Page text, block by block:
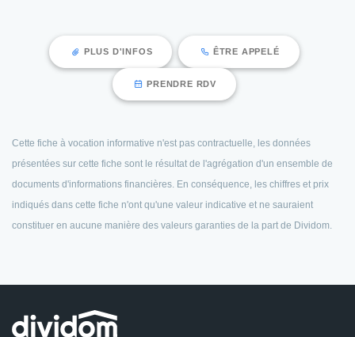
PLUS D'INFOS ÊTRE APPELÉ
PRENDRE RDV
Cette fiche à vocation informative n'est pas contractuelle, les données
présentées sur cette fiche sont le résultat de l'agrégation d'un ensemble de
documents d'informations financières. En conséquence, les chiffres et prix
indiqués dans cette fiche n'ont qu'une valeur indicative et ne sauraient
constituer en aucune manière des valeurs garanties de la part de Dividom.